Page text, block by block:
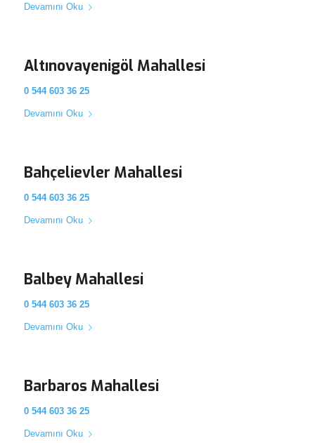
Devamını Oku
Altınovayenigöl Mahallesi
0 544 603 36 25
Devamını Oku
Bahçelievler Mahallesi
0 544 603 36 25
Devamını Oku
Balbey Mahallesi
0 544 603 36 25
Devamını Oku
Barbaros Mahallesi
0 544 603 36 25
Devamını Oku